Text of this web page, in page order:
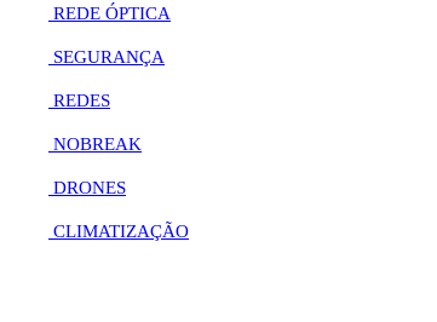
REDE ÓPTICA
SEGURANÇA
REDES
NOBREAK
DRONES
CLIMATIZAÇÃO